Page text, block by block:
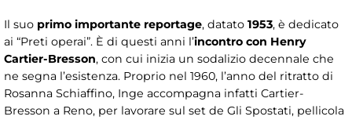
Il suo primo importante reportage, datato 1953, è dedicato
ai “Preti operai”. È di questi anni l’incontro con Henry
Cartier-Bresson, con cui inizia un sodalizio decennale che
ne segna l’esistenza. Proprio nel 1960, l’anno del ritratto di
Rosanna Schiaffino, Inge accompagna infatti Cartier-
Bresson a Reno, per lavorare sul set de Gli Spostati, pellicola